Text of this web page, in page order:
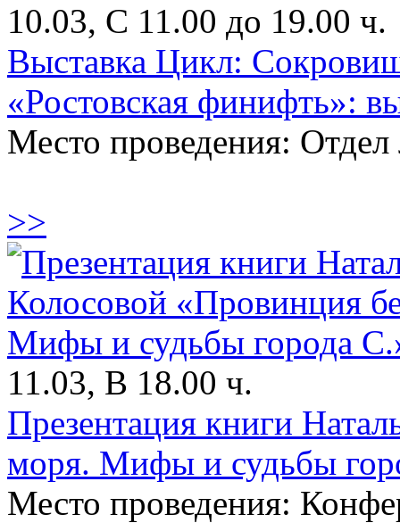
10.03, С 11.00 до 19.00 ч.
Выставка Цикл:
«Ростовская финифть»:
Место проведения: Отдел
>>
11.03, В 18.00 ч.
Презентация книги
моря. Мифы и судьбы
Место проведения: